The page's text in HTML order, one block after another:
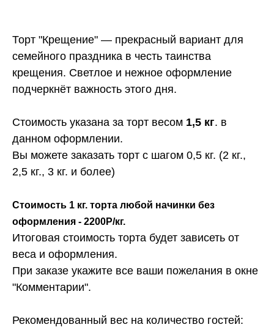
Торт "Крещение" — прекрасный вариант для
семейного праздника в честь таинства
крещения. Светлое и нежное оформление
подчеркнёт важность этого дня.
Стоимость указана за торт весом 1,5 кг. в
данном оформлении.
Вы можете заказать торт с шагом 0,5 кг. (2 кг.,
2,5 кг., 3 кг. и более)
Стоимость 1 кг. торта любой начинки без
оформления - 2200Р/кг.
Итоговая стоимость торта будет зависеть от
веса и оформления.
При заказе укажите все ваши пожелания в окне
"Комментарии".
Рекомендованный вес на количество гостей: